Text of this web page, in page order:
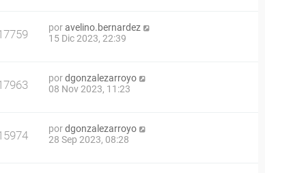
poravelino.bernardez
15 Dic 2023, 22:39
pordgonzalezarroyo
08 Nov 2023, 11:23
pordgonzalezarroyo
28 Sep 2023, 08:28